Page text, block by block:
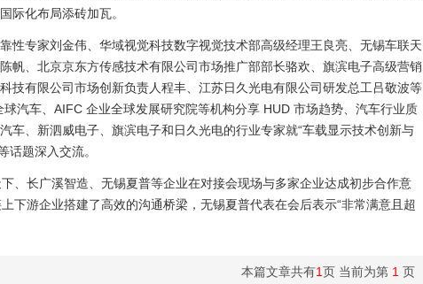
际化布局添砖加瓦。
专家刘金伟、华域视觉科技数字视觉技术部高级经理王良亮、无锡车联天
帆、北京京东方传感技术有限公司市场推广部部长骆欢、旗滨电子高级营销
技有限公司市场创新负责人程丰、江苏日久光电有限公司研发总工吕敬波等
汽车、AIFC 企业全球发展研究院等机构分享 HUD 市场趋势、汽车行业质
、新泗威电子、旗滨电子和日久光电的行业专家就“车载显示技术创新与
话题深入交流。
长广溪智造、无锡夏普等企业在对接会现场与多家企业达成初步合作意
下游企业搭建了高效的沟通桥梁，无锡夏普代表在会后表示“非常满意且超
本篇文章共有1页 当前为第 1 页